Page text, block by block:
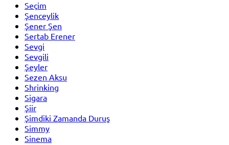
Seçim
Şenceylik
Şener Şen
Sertab Erener
Sevgi
Sevgili
Şeyler
Sezen Aksu
Shrinking
Sigara
Şiir
Şimdiki Zamanda Duruş
Simmy
Sinema